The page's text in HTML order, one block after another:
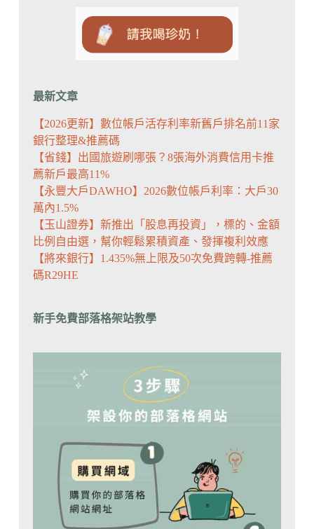
最新文章
【2026更新】數位帳戶活存利率新舊戶排名前11家
銀行整理&推薦碼
【省錢】出國旅遊刷哪張？8張海外消費信用卡推
薦新戶最高11%
【永豐大戶DAWHO】2026數位帳戶利率：大戶30
萬內1.5%
【玉山證券】新推出「股息再投資」，標的、金額
比例自由選，幫你輕鬆累積資產、發揮複利效應
【將來銀行】1.435%無上限及50次免費跨轉-推薦
碼R29HE
新手免費部落格架站教學